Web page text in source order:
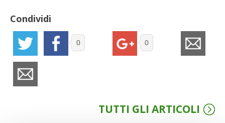
RIMANI A CONTATTO CON LA NATURA
CRESCERE INSIEME
ARCHMAN
Condividi
0 0
TUTTI GLI ARTICOLI